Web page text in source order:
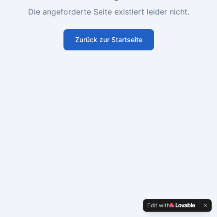
Die angeforderte Seite existiert leider nicht.
Zurück zur Startseite
Edit with